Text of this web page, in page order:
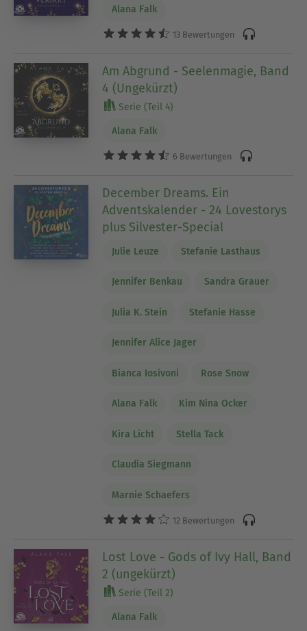
Alana Falk
13 Bewertungen
Am Abgrund - Seelenmagie, Band
4 (Ungekürzt)
Serie (Teil 4)
Alana Falk
6 Bewertungen
December Dreams. Ein
Adventskalender - 24 Lovestorys
plus Silvester-Special
Julie Leuze Stefanie Lasthaus
Jennifer Benkau Sandra Grauer
Julia K. Stein Stefanie Hasse
Jennifer Alice Jager
Bianca Iosivoni Rose Snow
Alana Falk Kim Nina Ocker
Kira Licht Stella Tack
Claudia Siegmann
Marnie Schaefers
12 Bewertungen
Lost Love - Gods of Ivy Hall, Band
2 (ungekürzt)
Serie (Teil 2)
Alana Falk